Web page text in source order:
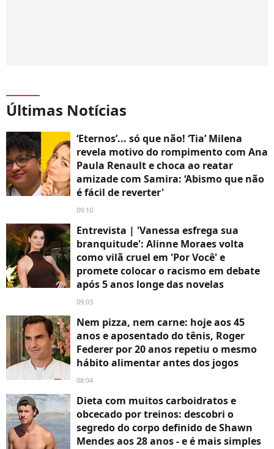
Últimas Notícias
‘Eternos’... só que não! ‘Tia’ Milena
revela motivo do rompimento com Ana
Paula Renault e choca ao reatar
amizade com Samira: ‘Abismo que não
é fácil de reverter'
09:10
Entrevista | 'Vanessa esfrega sua
branquitude': Alinne Moraes volta
como vilã cruel em 'Por Você' e
promete colocar o racismo em debate
após 5 anos longe das novelas
09:03
Nem pizza, nem carne: hoje aos 45
anos e aposentado do tênis, Roger
Federer por 20 anos repetiu o mesmo
hábito alimentar antes dos jogos
08:04
Dieta com muitos carboidratos e
obcecado por treinos: descobri o
segredo do corpo definido de Shawn
Mendes aos 28 anos - e é mais simples